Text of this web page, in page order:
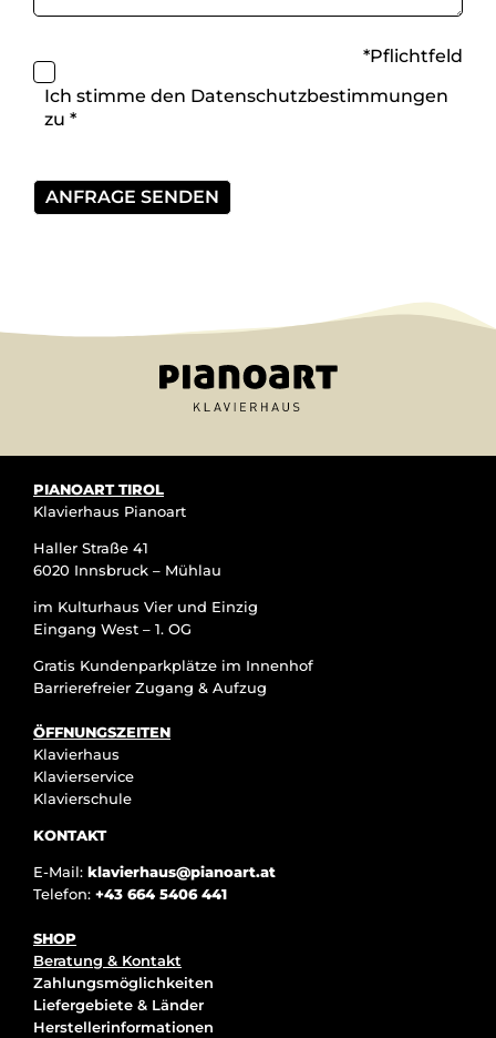
*Pflichtfeld
Ich stimme den Datenschutzbestimmungen
zu *
PIANOART TIROL
Klavierhaus Pianoart
Haller Straße 41
6020 Innsbruck – Mühlau
im Kulturhaus Vier und Einzig
Eingang West – 1. OG
Gratis Kundenparkplätze im Innenhof
Barrierefreier Zugang & Aufzug
ÖFFNUNGSZEITEN
Klavierhaus
Klavierservice
Klavierschule
KONTAKT
E-Mail: klavierhaus@pianoart.at
Telefon: +43 664 5406 441
SHOP
Beratung & Kontakt
Zahlungsmöglichkeiten
Liefergebiete & Länder
Herstellerinformationen